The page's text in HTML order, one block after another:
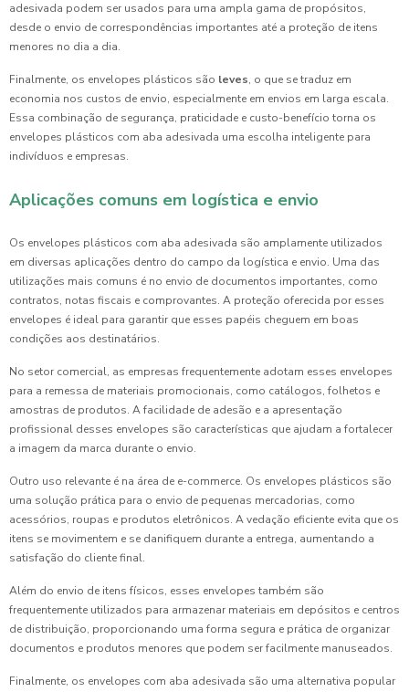
adesivada podem ser usados para uma ampla gama de propósitos,
desde o envio de correspondências importantes até a proteção de itens
menores no dia a dia.
Finalmente, os envelopes plásticos são leves, o que se traduz em
economia nos custos de envio, especialmente em envios em larga escala.
Essa combinação de segurança, praticidade e custo-benefício torna os
envelopes plásticos com aba adesivada uma escolha inteligente para
indivíduos e empresas.
Aplicações comuns em logística e envio
Os envelopes plásticos com aba adesivada são amplamente utilizados
em diversas aplicações dentro do campo da logística e envio. Uma das
utilizações mais comuns é no envio de documentos importantes, como
contratos, notas fiscais e comprovantes. A proteção oferecida por esses
envelopes é ideal para garantir que esses papéis cheguem em boas
condições aos destinatários.
No setor comercial, as empresas frequentemente adotam esses envelopes
para a remessa de materiais promocionais, como catálogos, folhetos e
amostras de produtos. A facilidade de adesão e a apresentação
profissional desses envelopes são características que ajudam a fortalecer
a imagem da marca durante o envio.
Outro uso relevante é na área de e-commerce. Os envelopes plásticos são
uma solução prática para o envio de pequenas mercadorias, como
acessórios, roupas e produtos eletrônicos. A vedação eficiente evita que os
itens se movimentem e se danifiquem durante a entrega, aumentando a
satisfação do cliente final.
Além do envio de itens físicos, esses envelopes também são
frequentemente utilizados para armazenar materiais em depósitos e centros
de distribuição, proporcionando uma forma segura e prática de organizar
documentos e produtos menores que podem ser facilmente manuseados.
Finalmente, os envelopes com aba adesivada são uma alternativa popular